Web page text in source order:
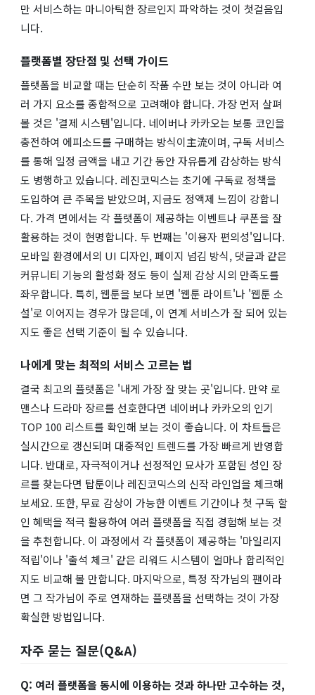
만 서비스하는 마니아틱한 장르인지 파악하는 것이 첫걸음입
니다.
플랫폼별 장단점 및 선택 가이드
플랫폼을 비교할 때는 단순히 작품 수만 보는 것이 아니라 여
러 가지 요소를 종합적으로 고려해야 합니다. 가장 먼저 살펴
볼 것은 '결제 시스템'입니다. 네이버나 카카오는 보통 코인을
충전하여 에피소드를 구매하는 방식이主流이며, 구독 서비스
를 통해 일정 금액을 내고 기간 동안 자유롭게 감상하는 방식
도 병행하고 있습니다. 레진코믹스는 초기에 구독료 정책을
도입하여 큰 주목을 받았으며, 지금도 정액제 느낌이 강합니
다. 가격 면에서는 각 플랫폼이 제공하는 이벤트나 쿠폰을 잘
활용하는 것이 현명합니다. 두 번째는 '이용자 편의성'입니다.
모바일 환경에서의 UI 디자인, 페이지 넘김 방식, 댓글과 같은
커뮤니티 기능의 활성화 정도 등이 실제 감상 시의 만족도를
좌우합니다. 특히, 웹툰을 보다 보면 '웹툰 라이트'나 '웹툰 소
설'로 이어지는 경우가 많은데, 이 연계 서비스가 잘 되어 있는
지도 좋은 선택 기준이 될 수 있습니다.
나에게 맞는 최적의 서비스 고르는 법
결국 최고의 플랫폼은 '내게 가장 잘 맞는 곳'입니다. 만약 로
맨스나 드라마 장르를 선호한다면 네이버나 카카오의 인기
TOP 100 리스트를 확인해 보는 것이 좋습니다. 이 차트들은
실시간으로 갱신되며 대중적인 트렌드를 가장 빠르게 반영합
니다. 반대로, 자극적이거나 선정적인 묘사가 포함된 성인 장
르를 찾는다면 탑툰이나 레진코믹스의 신작 라인업을 체크해
보세요. 또한, 무료 감상이 가능한 이벤트 기간이나 첫 구독 할
인 혜택을 적극 활용하여 여러 플랫폼을 직접 경험해 보는 것
을 추천합니다. 이 과정에서 각 플랫폼이 제공하는 '마일리지
적립'이나 '출석 체크' 같은 리워드 시스템이 얼마나 합리적인
지도 비교해 볼 만합니다. 마지막으로, 특정 작가님의 팬이라
면 그 작가님이 주로 연재하는 플랫폼을 선택하는 것이 가장
확실한 방법입니다.
자주 묻는 질문(Q&A)
Q: 여러 플랫폼을 동시에 이용하는 것과 하나만 고수하는 것,